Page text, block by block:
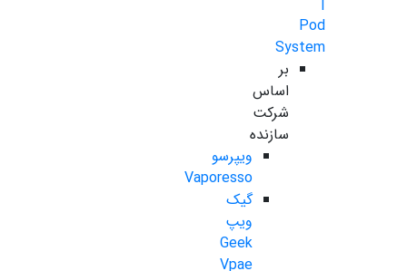
Pod
System
بر
اساس
شرکت
سازنده
ویپرسو
Vaporesso
گیک
ویپ
Geek
Vpae